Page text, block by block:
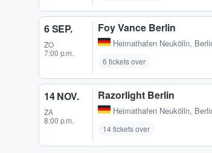
6 SEP.
ZO
7:00 p.m.
Foy Vance Berlin
Heimathafen Neukölln,
6 tickets over
14 NOV.
ZA
8:00 p.m.
Razorlight Berlin
Heimathafen Neukölln,
14 tickets over